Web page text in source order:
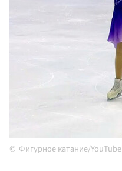
Фигурное катание/YouTube